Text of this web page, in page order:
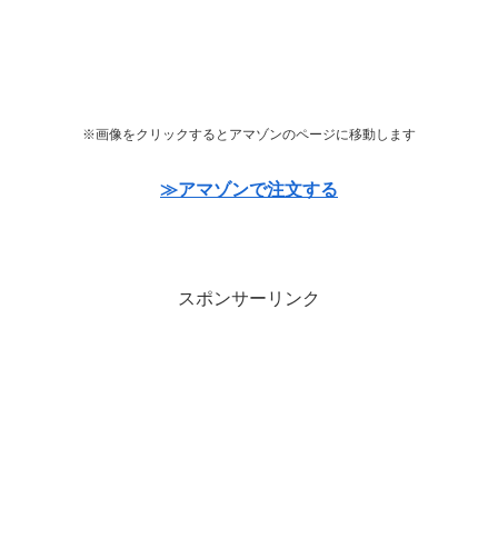
※画像をクリックするとアマゾンのページに移動します
≫アマゾンで注文する
スポンサーリンク